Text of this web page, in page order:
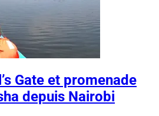
Gate et promenade
depuis Nairobi